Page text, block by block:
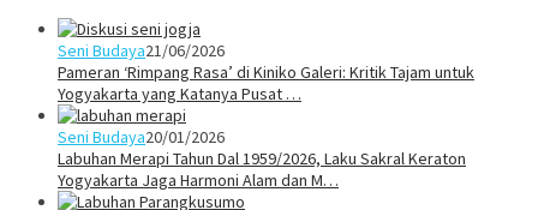
Seni Budaya21/06/2026
Pameran ‘Rimpang Rasa’ di Kiniko Galeri: Kritik Tajam untuk
Yogyakarta yang Katanya Pusat …
Seni Budaya20/01/2026
Labuhan Merapi Tahun Dal 1959/2026, Laku Sakral Keraton
Yogyakarta Jaga Harmoni Alam dan M…